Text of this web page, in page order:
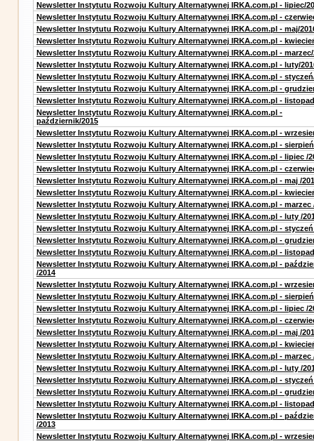
Newsletter Instytutu Rozwoju Kultury Alternatywnej IRKA.com.pl - lipiec/
Newsletter Instytutu Rozwoju Kultury Alternatywnej IRKA.com.pl -
Newsletter Instytutu Rozwoju Kultury Alternatywnej IRKA.com.pl - maj/
Newsletter Instytutu Rozwoju Kultury Alternatywnej IRKA.com.pl -
Newsletter Instytutu Rozwoju Kultury Alternatywnej IRKA.com.pl - marzec/
Newsletter Instytutu Rozwoju Kultury Alternatywnej IRKA.com.pl - luty/
Newsletter Instytutu Rozwoju Kultury Alternatywnej IRKA.com.pl -
Newsletter Instytutu Rozwoju Kultury Alternatywnej IRKA.com.pl -
Newsletter Instytutu Rozwoju Kultury Alternatywnej IRKA.com.pl -
Newsletter Instytutu Rozwoju Kultury Alternatywnej IRKA.com.pl -
październik/2015
Newsletter Instytutu Rozwoju Kultury Alternatywnej IRKA.com.pl -
Newsletter Instytutu Rozwoju Kultury Alternatywnej IRKA.com.pl -
Newsletter Instytutu Rozwoju Kultury Alternatywnej IRKA.com.pl - lipiec /
Newsletter Instytutu Rozwoju Kultury Alternatywnej IRKA.com.pl -
Newsletter Instytutu Rozwoju Kultury Alternatywnej IRKA.com.pl - maj /
Newsletter Instytutu Rozwoju Kultury Alternatywnej IRKA.com.pl -
Newsletter Instytutu Rozwoju Kultury Alternatywnej IRKA.com.pl - marzec
Newsletter Instytutu Rozwoju Kultury Alternatywnej IRKA.com.pl - luty /
Newsletter Instytutu Rozwoju Kultury Alternatywnej IRKA.com.pl - styczeń
Newsletter Instytutu Rozwoju Kultury Alternatywnej IRKA.com.pl -
Newsletter Instytutu Rozwoju Kultury Alternatywnej IRKA.com.pl - listopad
Newsletter Instytutu Rozwoju Kultury Alternatywnej IRKA.com.pl -
/2014
Newsletter Instytutu Rozwoju Kultury Alternatywnej IRKA.com.pl -
Newsletter Instytutu Rozwoju Kultury Alternatywnej IRKA.com.pl - sierpień
Newsletter Instytutu Rozwoju Kultury Alternatywnej IRKA.com.pl - lipiec /
Newsletter Instytutu Rozwoju Kultury Alternatywnej IRKA.com.pl -
Newsletter Instytutu Rozwoju Kultury Alternatywnej IRKA.com.pl - maj /
Newsletter Instytutu Rozwoju Kultury Alternatywnej IRKA.com.pl -
Newsletter Instytutu Rozwoju Kultury Alternatywnej IRKA.com.pl - marzec
Newsletter Instytutu Rozwoju Kultury Alternatywnej IRKA.com.pl - luty /
Newsletter Instytutu Rozwoju Kultury Alternatywnej IRKA.com.pl - styczeń
Newsletter Instytutu Rozwoju Kultury Alternatywnej IRKA.com.pl -
Newsletter Instytutu Rozwoju Kultury Alternatywnej IRKA.com.pl - listopad
Newsletter Instytutu Rozwoju Kultury Alternatywnej IRKA.com.pl -
/2013
Newsletter Instytutu Rozwoju Kultury Alternatywnej IRKA.com.pl -